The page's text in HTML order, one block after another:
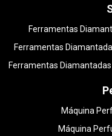
Ferramentas
Ferramentas
Ferramentas
Máquina
Máquina